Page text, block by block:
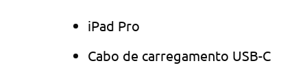
iPad Pro
Cabo de carregamento USB-C